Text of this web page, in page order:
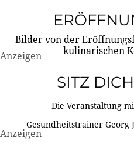
Bilder von der
kulinarischen
Anzeigen
SITZ
Die Veranstaltung
Gesundheitstrainer Georg
Anzeigen